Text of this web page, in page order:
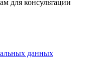
для консультации
данных